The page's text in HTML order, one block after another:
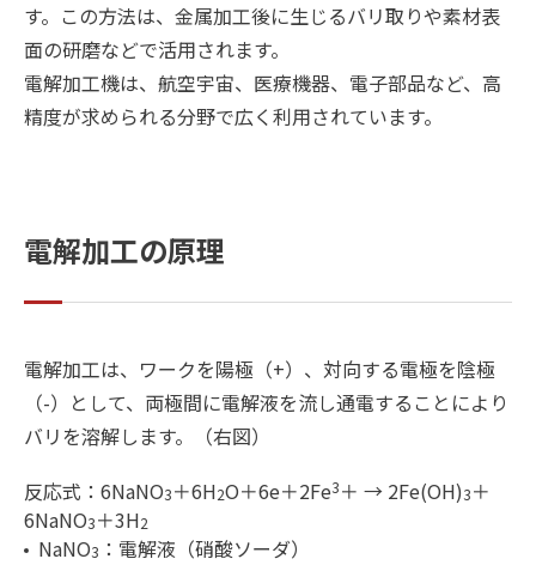
す。この方法は、金属加工後に生じるバリ取りや素材表
面の研磨などで活用されます。
電解加工機は、航空宇宙、医療機器、電子部品など、高
精度が求められる分野で広く利用されています。
電解加工の原理
電解加工は、ワークを陽極（+）、対向する電極を陰極
（-）として、両極間に電解液を流し通電することにより
バリを溶解します。（右図）
反応式：6NaNO3＋6H2O＋6e＋2Fe3＋ → 2Fe(OH)3＋
6NaNO3＋3H2
NaNO3 ：電解液（硝酸ソーダ）